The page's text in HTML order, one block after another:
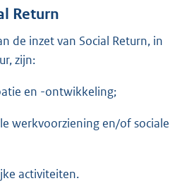
Return
de inzet van Social Return, in
zijn:
en -ontwikkeling;
werkvoorziening en/of sociale
activiteiten.